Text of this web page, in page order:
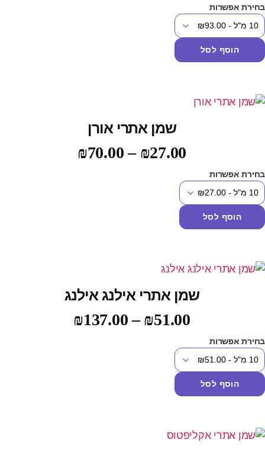
אפשרות
הוסף לסל
שמן אתרי אורן
₪27.00
–
₪70.00
אפשרות
הוסף לסל
שמן אתרי אילנג אילנג
₪51.00
–
₪137.00
אפשרות
הוסף לסל